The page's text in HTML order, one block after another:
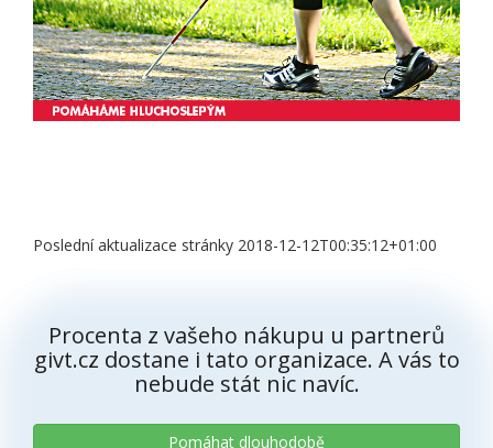
Poslední aktualizace stránky 2018-12-12T00:35:12+01:00
Procenta z vašeho nákupu u partnerů
givt.cz dostane i tato organizace. A vás to
nebude stát nic navíc.
Pomáhat dlouhodobě